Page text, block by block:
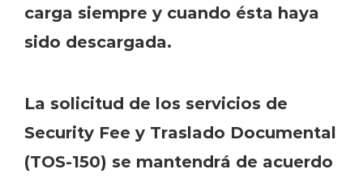
carga siempre y cuando ésta haya
sido descargada.
La solicitud de los servicios de
Security Fee y Traslado Documental
(TOS-150) se mantendrá de acuerdo